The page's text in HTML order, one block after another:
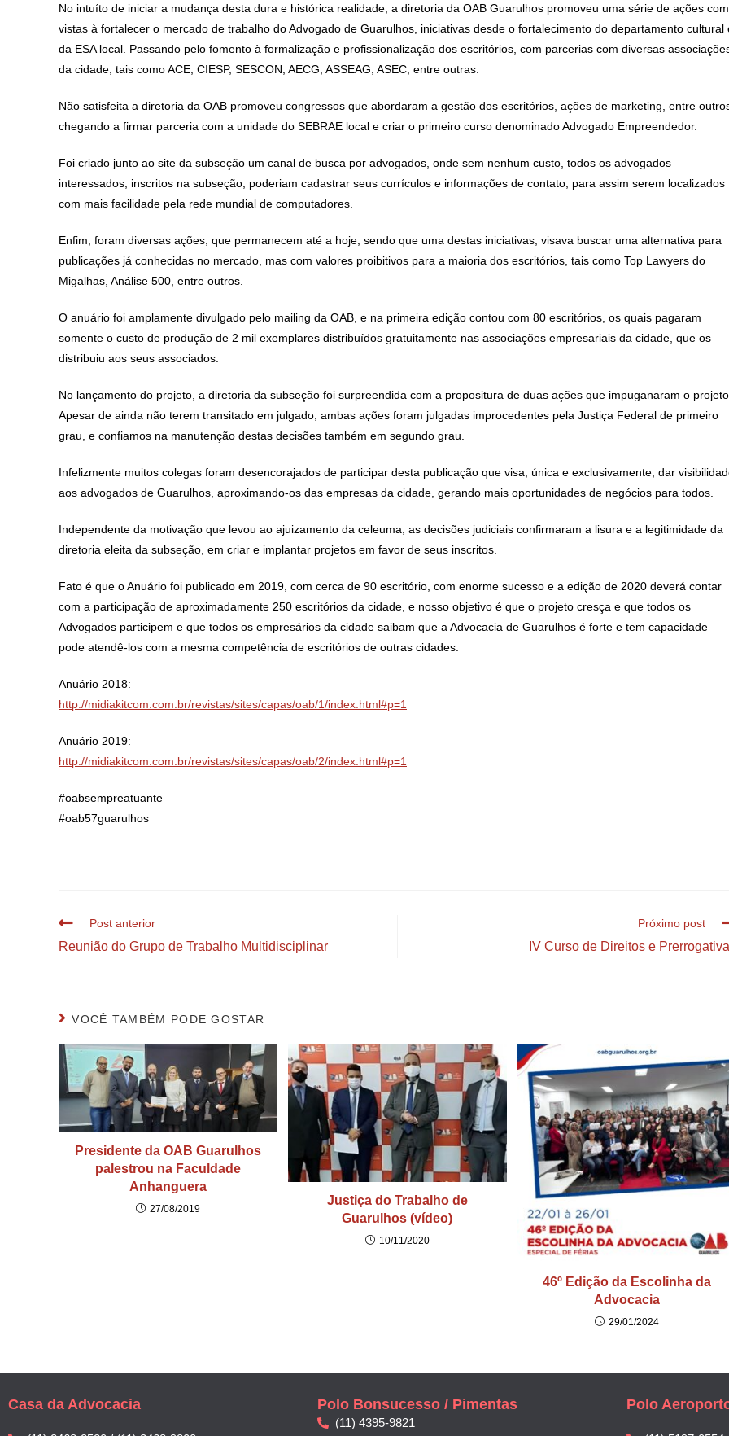
No intuíto de iniciar a mudança desta dura e histórica realidade, a diretoria da OAB Guarulhos promoveu uma série de ações com
vistas à fortalecer o mercado de trabalho do Advogado de Guarulhos, iniciativas desde o fortalecimento do departamento cultural
da ESA local. Passando pelo fomento à formalização e profissionalização dos escritórios, com parcerias com diversas
da cidade, tais como ACE, CIESP, SESCON, AECG, ASSEAG, ASEC, entre outras.
Não satisfeita a diretoria da OAB promoveu congressos que abordaram a gestão dos escritórios, ações de marketing, entre
chegando a firmar parceria com a unidade do SEBRAE local e criar o primeiro curso denominado Advogado Empreendedor.
Foi criado junto ao site da subseção um canal de busca por advogados, onde sem nenhum custo, todos os advogados
interessados, inscritos na subseção, poderiam cadastrar seus currículos e informações de contato, para assim serem localizados
com mais facilidade pela rede mundial de computadores.
Enfim, foram diversas ações, que permanecem até a hoje, sendo que uma destas iniciativas, visava buscar uma alternativa para
publicações já conhecidas no mercado, mas com valores proibitivos para a maioria dos escritórios, tais como Top Lawyers do
Migalhas, Análise 500, entre outros.
O anuário foi amplamente divulgado pelo mailing da OAB, e na primeira edição contou com 80 escritórios, os quais pagaram
somente o custo de produção de 2 mil exemplares distribuídos gratuitamente nas associações empresariais da cidade, que os
distribuiu aos seus associados.
No lançamento do projeto, a diretoria da subseção foi surpreendida com a propositura de duas ações que impuganaram o
Apesar de ainda não terem transitado em julgado, ambas ações foram julgadas improcedentes pela Justiça Federal de primeiro
grau, e confiamos na manutenção destas decisões também em segundo grau.
Infelizmente muitos colegas foram desencorajados de participar desta publicação que visa, única e exclusivamente, dar
aos advogados de Guarulhos, aproximando-os das empresas da cidade, gerando mais oportunidades de negócios para todos.
Independente da motivação que levou ao ajuizamento da celeuma, as decisões judiciais confirmaram a lisura e a legitimidade da
diretoria eleita da subseção, em criar e implantar projetos em favor de seus inscritos.
Fato é que o Anuário foi publicado em 2019, com cerca de 90 escritório, com enorme sucesso e a edição de 2020 deverá contar
com a participação de aproximadamente 250 escritórios da cidade, e nosso objetivo é que o projeto cresça e que todos os
Advogados participem e que todos os empresários da cidade saibam que a Advocacia de Guarulhos é forte e tem capacidade
pode atendê-los com a mesma competência de escritórios de outras cidades.
Anuário 2018:
http://midiakitcom.com.br/revistas/sites/capas/oab/1/index.html#p=1
Anuário 2019:
http://midiakitcom.com.br/revistas/sites/capas/oab/2/index.html#p=1
#oabsempreatuante
#oab57guarulhos
Post anterior
Reunião do Grupo de Trabalho Multidisciplinar
Próximo post
IV Curso de Direitos e
VOCÊ TAMBÉM PODE GOSTAR
Presidente da OAB Guarulhos
palestrou na Faculdade
Anhanguera
27/08/2019
Justiça do Trabalho de
Guarulhos (vídeo)
10/11/2020
46º Edição da Escolinha da
Advocacia
29/01/2024
Casa da Advocacia Polo Bonsucesso / Pimentas
(11) 4395-9821
Polo